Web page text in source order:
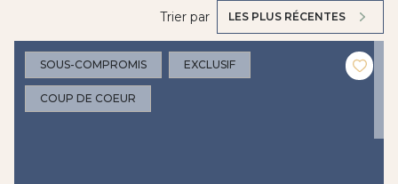
Trier par LES PLUS RÉCENTES
SOUS-COMPROMIS EXCLUSIF
COUP DE COEUR